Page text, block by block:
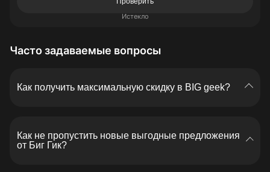
Истекло
Часто задаваемые вопросы
Как получить максимальную скидку в BIG geek?
можно снизить цену еще больше и получить
максимальный дисконт. Внимательно читайте
Как не пропустить новые выгодные предложения
от Биг Гик?